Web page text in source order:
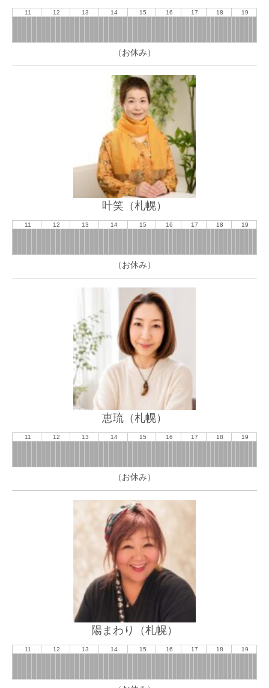
11 12 13 14 15 16 17 18 19
（お休み）
叶笑（札幌）
11 12 13 14 15 16 17 18 19
（お休み）
恵琉（札幌）
11 12 13 14 15 16 17 18 19
（お休み）
陽まわり（札幌）
11 12 13 14 15 16 17 18 19